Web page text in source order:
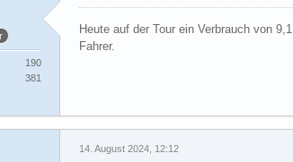
190
381
Heute auf der Tour ein Verbrauch von 9,1
Fahrer.
14. August 2024, 12:12